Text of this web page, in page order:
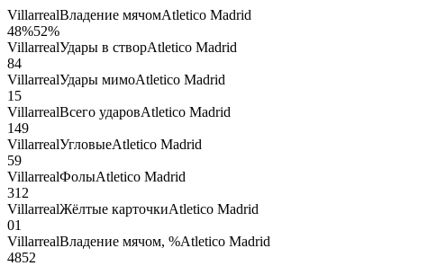
VillarrealВладение мячомAtletico Madrid
48%52%
VillarrealУдары в створAtletico Madrid
84
VillarrealУдары мимоAtletico Madrid
1 5
VillarrealВсего ударовAtletico Madrid
149
VillarrealУгловыеAtletico Madrid
59
VillarrealФолыAtletico Madrid
312
VillarrealЖёлтые карточкиAtletico Madrid
01
VillarrealВладение мячом, %Atletico Madrid
4852